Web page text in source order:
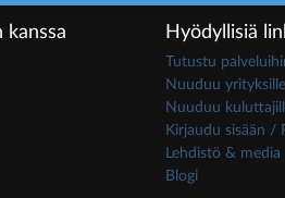
kanssa Hyödyllisiä
Tutustu
Nuuduu yrityksille
Nuuduu
Kirjaudu sisään /
Lehdistö & media
Blogi